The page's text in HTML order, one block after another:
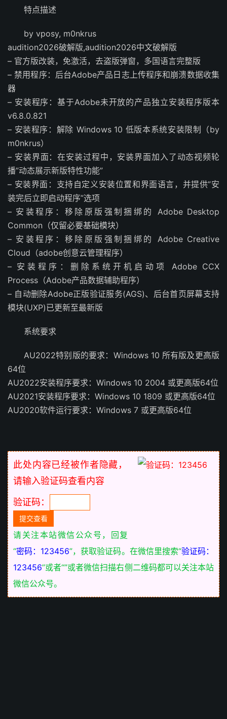
特点描述
by vposy, m0nkrus
audition2026破解版,audition2026中文破解版
– 官方版改装，免激活，去盗版弹窗，多国语言完整版
– 禁用程序：后台Adobe产品日志上传程序和崩溃数据收集
器
– 安装程序：基于Adob​​e未开放的产品独立安装程序版本
v6.8.0.821
– 安装程序：解除 Windows 10 低版本系统安装限制（by
m0nkrus）
– 安装界面：在安装过程中，安装界面加入了动态视频轮
播”动态展示新版特性功能”
– 安装界面：支持自定义安装位置和界面语言，并提供”安
装完后立即启动程序”选项
– 安装程序：移除原版强制捆绑的 Adobe Desktop
Common（仅留必要基础模块）
– 安装程序：移除原版强制捆绑的 Adobe Creative
Cloud（adobe创意云管理程序）
– 安装程序：删除系统开机启动项 Adob​​e CCX
Process（Adobe产品数据辅助程序）
– 自动删除Adobe正版验证服务(AGS)、后台首页屏幕支持
模块(UXP)已更新至最新版
系统要求
AU2022特别版的要求：Windows 10 所有版及更高版
64位
AU2022安装程序要求：Windows 10 2004 或更高版64位
AU2021安装程序要求：Windows 10 1809 或更高版64位
AU2020软件运行要求：Windows 7 或更高版64位
此处内容已经被作者隐藏，
请输入验证码查看内容
验证码：
请关注本站微信公众号，回复
“密码：123456”，获取验证码。在微信里搜索“验证码：
123456”或者“”或者微信扫描右侧二维码都可以关注本站
微信公众号。